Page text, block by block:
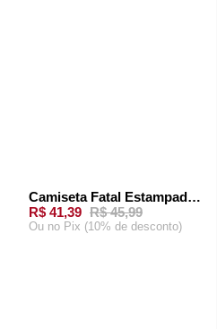
-10%Camiseta Fatal Estampada Preta
R$ 41,39 R$ 45,99
Ou no Pix (10% de desconto)